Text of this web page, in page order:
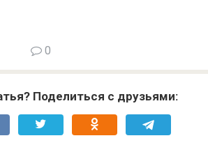
0
Поделиться с друзьями: